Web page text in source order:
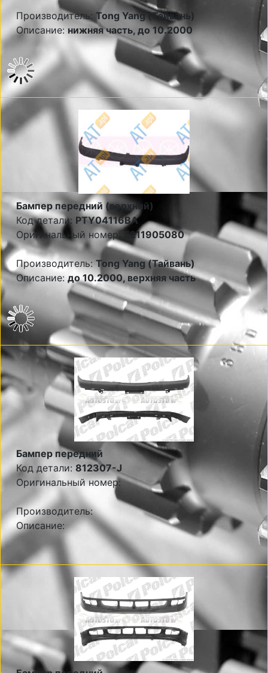
Производитель: Tong Yang (Тайвань)
Описание:нижняя часть, до 10.2000
Бампер передний (верхний)
Код детали: PTY04116BA
Оригинальный номер:
5211905080
Производитель:Tong Yang (Тайвань)
Описание: до 10.2000, верхняя часть
Бампер передний
Код детали: 812307-J
Оригинальный номер:
Производитель:
Описание: